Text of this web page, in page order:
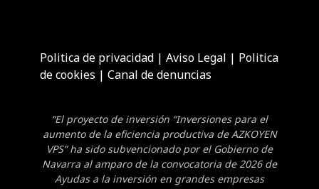
Politica de privacidad |Aviso Legal | Politica
de cookies |Canal de denuncias
“El proyecto de inversión “Inversiones para el
aumento de la eficiencia productiva de AZKOYEN
VPS” ha sido subvencionado por el Gobierno de
Navarra al amparo de la convocatoria de 2026 de
Ayudas a la inversión en grandes empresas